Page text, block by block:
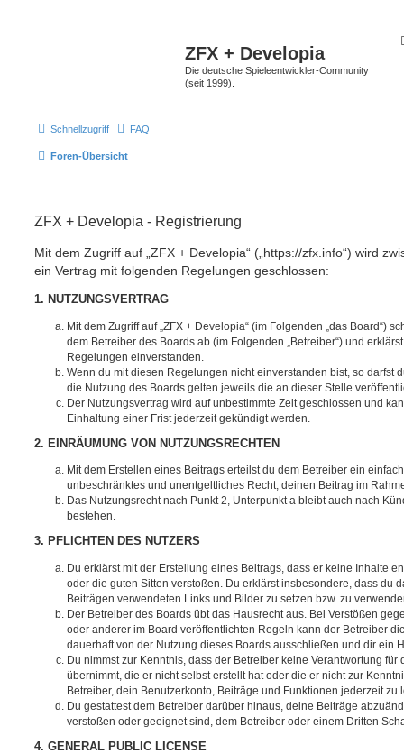
ZFX + Developia
Die deutsche Spieleentwickler-Community
(seit 1999).
Schnellzugriff FAQ
Foren-Übersicht
ZFX + Developia - Registrierung
Mit dem Zugriff auf „ZFX + Developia“ („https://zfx.info“) wird
ein Vertrag mit folgenden Regelungen geschlossen:
1. NUTZUNGSVERTRAG
Mit dem Zugriff auf „ZFX + Developia“ (im Folgenden „das Board“)
dem Betreiber des Boards ab (im Folgenden „Betreiber“) und
Regelungen einverstanden.
Wenn du mit diesen Regelungen nicht einverstanden bist, so darfst
die Nutzung des Boards gelten jeweils die an dieser Stelle
Der Nutzungsvertrag wird auf unbestimmte Zeit geschlossen und
Einhaltung einer Frist jederzeit gekündigt werden.
2. EINRÄUMUNG VON NUTZUNGSRECHTEN
Mit dem Erstellen eines Beitrags erteilst du dem Betreiber ein
unbeschränktes und unentgeltliches Recht, deinen Beitrag im
Das Nutzungsrecht nach Punkt 2, Unterpunkt a bleibt auch nach
bestehen.
3. PFLICHTEN DES NUTZERS
Du erklärst mit der Erstellung eines Beitrags, dass er keine Inhalte
oder die guten Sitten verstoßen. Du erklärst insbesondere, dass du
Beiträgen verwendeten Links und Bilder zu setzen bzw. zu
Der Betreiber des Boards übt das Hausrecht aus. Bei Verstößen
oder anderer im Board veröffentlichten Regeln kann der Betreiber
dauerhaft von der Nutzung dieses Boards ausschließen und dir ein
Du nimmst zur Kenntnis, dass der Betreiber keine Verantwortung für
übernimmt, die er nicht selbst erstellt hat oder die er nicht zur
Betreiber, dein Benutzerkonto, Beiträge und Funktionen jederzeit zu
Du gestattest dem Betreiber darüber hinaus, deine Beiträge
verstoßen oder geeignet sind, dem Betreiber oder einem Dritten
4. GENERAL PUBLIC LICENSE